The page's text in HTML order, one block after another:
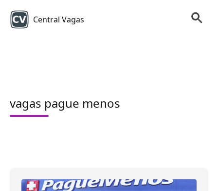
Central Vagas
vagas pague menos